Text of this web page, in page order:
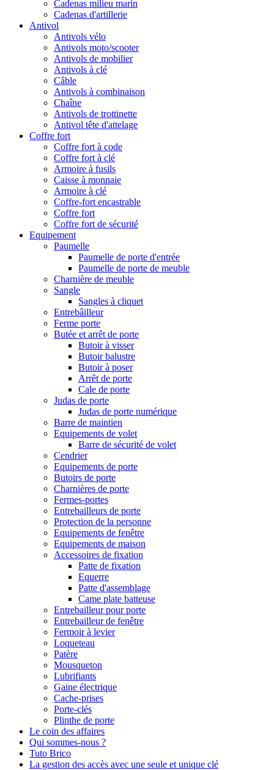
Cadenas milieu marin
Cadenas d'artillerie
Antivol
Antivols vélo
Antivols moto/scooter
Antivols de mobilier
Antivols à clé
Câble
Antivols à combinaison
Chaîne
Antivols de trottinette
Antivol tête d'attelage
Coffre fort
Coffre fort à code
Coffre fort à clé
Armoire à fusils
Caisse à monnaie
Armoire à clé
Coffre-fort encastrable
Coffre fort
Coffre fort de sécurité
Equipement
Paumelle
Paumelle de porte d'entrée
Paumelle de porte de meuble
Charnière de meuble
Sangle
Sangles à cliquet
Entrebâilleur
Ferme porte
Butée et arrêt de porte
Butoir à visser
Butoir balustre
Butoir à poser
Arrêt de porte
Cale de porte
Judas de porte
Judas de porte numérique
Barre de maintien
Equipements de volet
Barre de sécurité de volet
Cendrier
Equipements de porte
Butoirs de porte
Charnières de porte
Fermes-portes
Entrebailleurs de porte
Protection de la personne
Equipements de fenêtre
Equipements de maison
Accessoires de fixation
Patte de fixation
Equerre
Patte d'assemblage
Came plate batteuse
Entrebailleur pour porte
Entrebailleur de fenêtre
Fermoir à levier
Loqueteau
Patère
Mousqueton
Lubrifiants
Gaine électrique
Cache-prises
Porte-clés
Plinthe de porte
Le coin des affaires
Qui sommes-nous ?
Tuto Brico
La gestion des accès avec une seule et unique clé